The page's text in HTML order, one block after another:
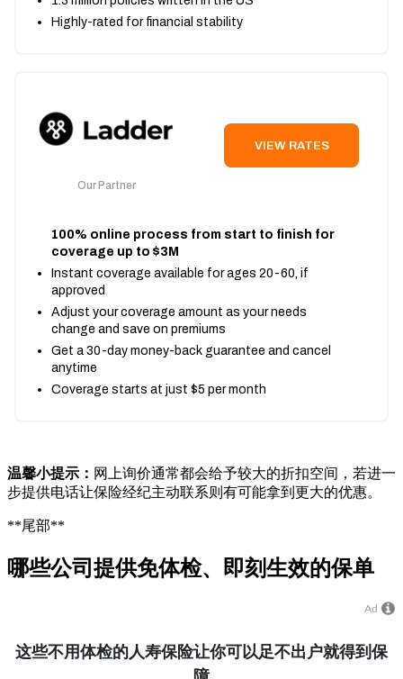
温馨小提示： 网上询价通常都会给予较大的折扣空间，若进一
步提供电话让保险经纪主动联系则有可能拿到更大的优惠。
**尾部**
哪些公司提供免体检、即刻生效的保单
Ad